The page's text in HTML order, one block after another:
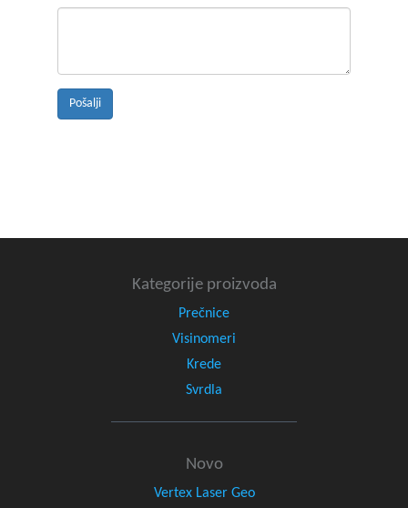
Pošalji
Kategorije proizvoda
Prečnice
Visinomeri
Krede
Svrdla
Novo
Vertex Laser Geo